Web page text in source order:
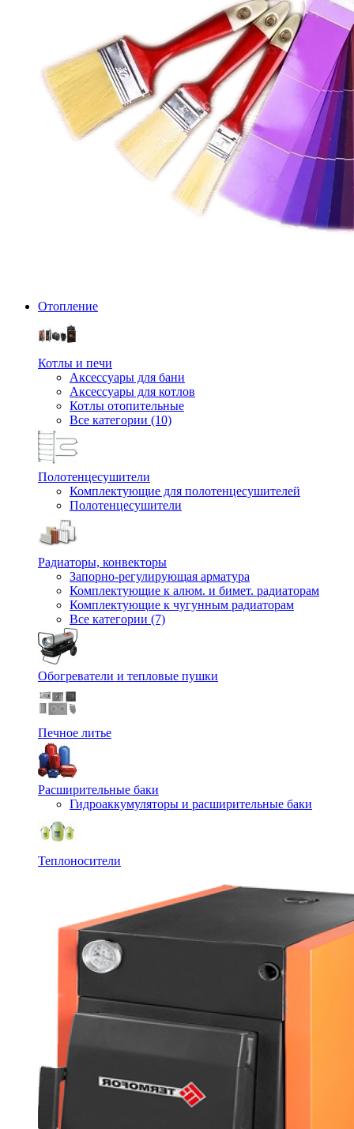
Отопление
Котлы и печи
Аксессуары для бани
Аксессуары для котлов
Котлы отопительные
Все категории (10)
Полотенцесушители
Комплектующие для полотенцесушителей
Полотенцесушители
Радиаторы, конвекторы
Запорно-регулирующая арматура
Комплектующие к алюм. и бимет. радиаторам
Комплектующие к чугунным радиаторам
Все категории (7)
Обогреватели и тепловые пушки
Печное литье
Расширительные баки
Гидроаккумуляторы и расширительные баки
Теплоносители